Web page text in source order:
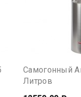
Самогонный
Литров